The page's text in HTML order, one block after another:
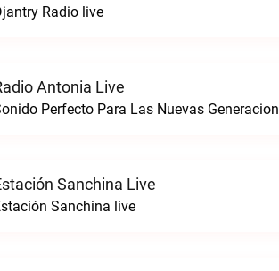
Radio live
Antonia Live
Perfecto Para Las Nuevas
Sanchina Live
Sanchina live